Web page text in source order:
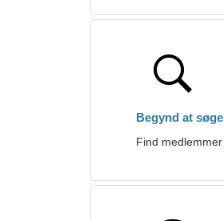
Begynd at søge
Find medlemmer